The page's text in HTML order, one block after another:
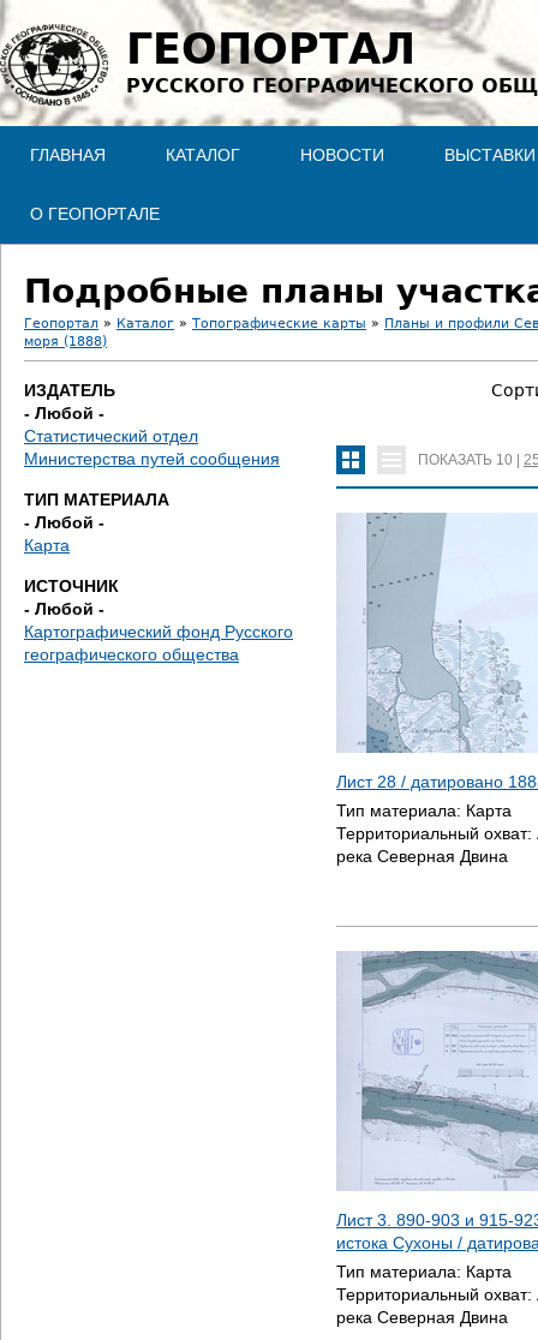
Jump to navigation
ГЕОПОРТАЛ
РУССКОГО ГЕОГРАФИЧЕСКОГО
ГЛАВНАЯ КАТАЛОГ НОВОСТИ ВЫСТАВКИ
О ГЕОПОРТАЛЕ
Подробные планы
В
ы
з
д
е
с
ь
Геопортал » Каталог » Топографические карты » Планы и профили
моря (1888)
ИЗДАТЕЛЬ
- Любой -
Статистический отдел
Министерства путей сообщения
ТИП МАТЕРИАЛА
- Любой -
Карта
ИСТОЧНИК
- Любой -
Картографический фонд Русского
географического общества
ПОКАЗАТЬ 10
Лист 28 / датировано
Тип материала: Карта
Территориальный охват:
река Северная Двина
Лист 3. 890-903 и 915-
истока Сухоны /
Тип материала: Карта
Территориальный охват:
река Северная Двина